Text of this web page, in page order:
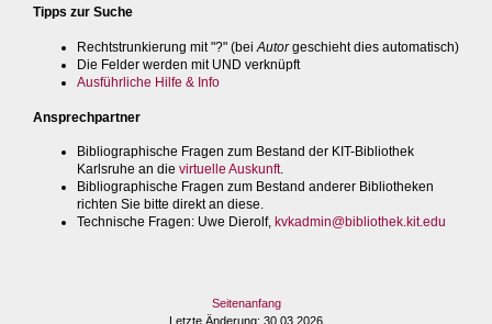
Tipps zur Suche
Rechtstrunkierung mit "?" (bei Autorgeschieht dies automatisch)
Die Felder werden mit UND verknüpft
Ausführliche Hilfe & Info
Ansprechpartner
Bibliographische Fragen zum Bestand der KIT-Bibliothek
Karlsruhe an die virtuelle Auskunft.
Bibliographische Fragen zum Bestand anderer Bibliotheken
richten Sie bitte direkt an diese.
Technische Fragen: Uwe Dierolf, kvkadmin@bibliothek.kit.edu
Seitenanfang
Letzte Änderung: 30.03.2026